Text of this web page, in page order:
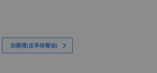
加購禮(皮革保養油)